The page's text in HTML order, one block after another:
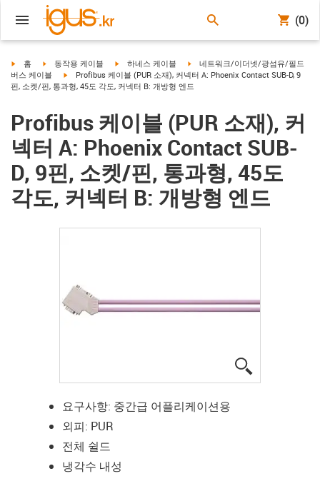
(0)
igus-icon-arrow-right
홈 igus-icon-arrow-right
동작용 케이블 igus-icon-arrow-right
하네스 케이블 igus-icon-arrow-right
네트워크/이더넷/광섬유/필드
버스 케이블
igus-icon-arrow-right
Profibus 케이블 (PUR 소재), 커넥터 A: Phoenix Contact SUB-D, 9
핀, 소켓/핀, 통과형, 45도 각도, 커넥터 B: 개방형 엔드
Profibus 케이블 (PUR 소재), 커
넥터 A: Phoenix Contact SUB-
D, 9핀, 소켓/핀, 통과형, 45도
각도, 커넥터 B: 개방형 엔드
요구사항: 중간급 어플리케이션용
외피: PUR
전체 쉴드
냉각수 내성